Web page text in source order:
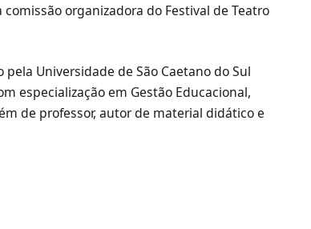
organizadora do Festival de Teatro
Universidade de São Caetano do Sul
especialização em Gestão Educacional,
de professor, autor de material didático e